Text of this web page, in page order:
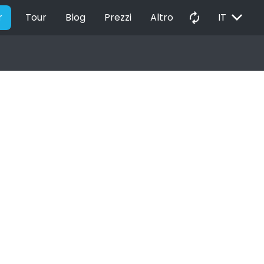
Tour Blog Prezzi Altro autorenew IT EXPAND_MORE